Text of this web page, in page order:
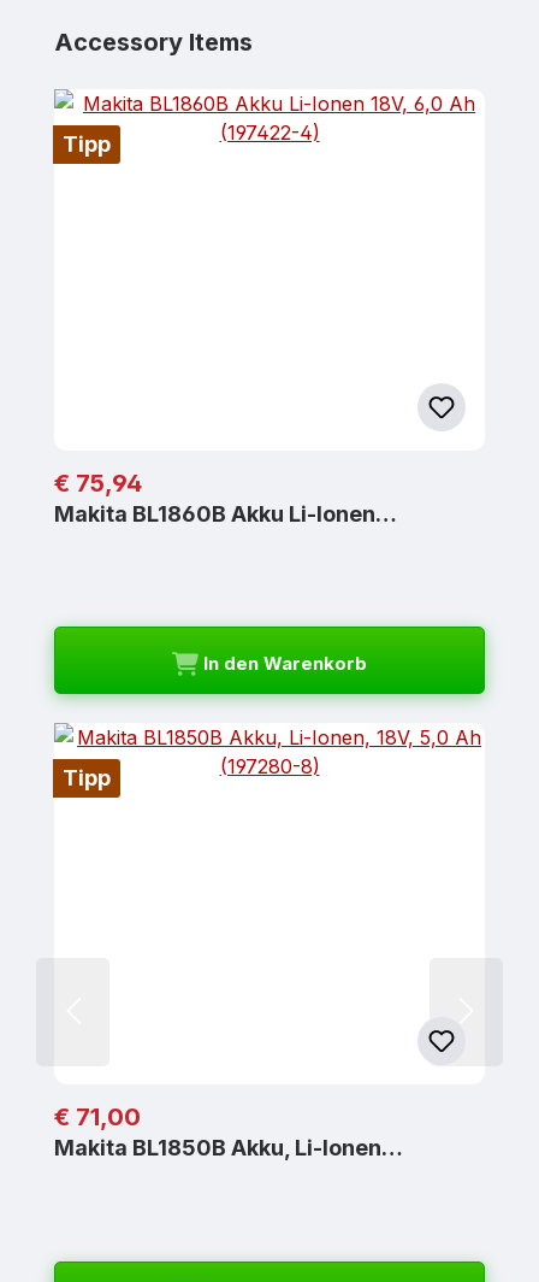
Produktgalerie überspringen
Accessory Items
Tipp
Regulärer Preis:
€ 75,94
Makita BL1860B Akku Li-Ionen…
In den Warenkorb
Tipp
Regulärer Preis:
€ 71,00
Makita BL1850B Akku, Li-Ionen…